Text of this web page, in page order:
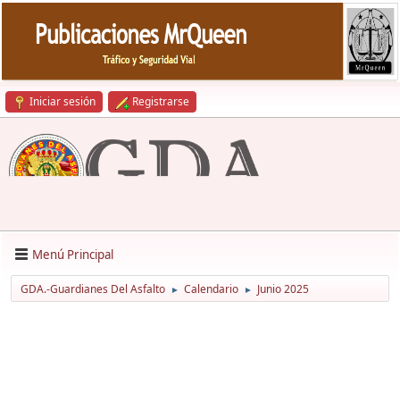
Iniciar sesión Registrarse
Menú Principal
GDA.-Guardianes Del Asfalto ► Calendario ► Junio 2025